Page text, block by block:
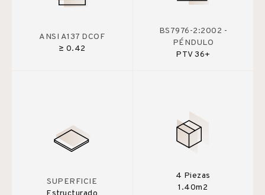
ANSI A137 DCOF
≥ 0.42
BS7976-2:2002 -
PÉNDULO
PTV 36+
SUPERFICIE
4 Piezas
1.40m2